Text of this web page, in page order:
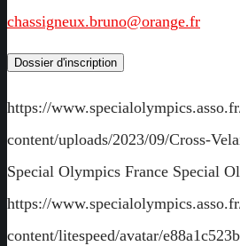
chassigneux.bruno@orange.fr
Dossier d'inscription
https://
content/uploads/2023/09/Cross-
Special Olympics France Special
https://
content/litespeed/avatar/